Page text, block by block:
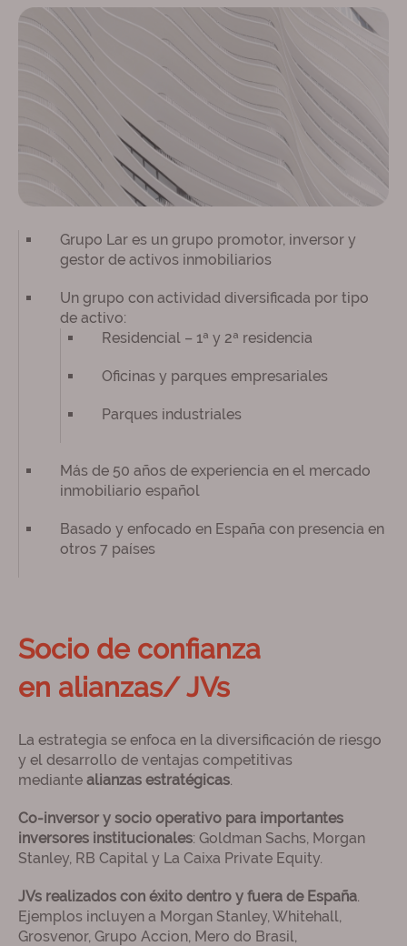
Grupo Lar es un grupo promotor, inversor y
gestor de activos inmobiliarios
Un grupo con actividad diversificada por tipo
de activo:
Residencial – 1ª y 2ª residencia
Oficinas y parques empresariales
Parques industriales
Más de 50 años de experiencia en el mercado
inmobiliario español
Basado y enfocado en España con presencia en
otros 7 países
Socio de confianza
en alianzas/ JVs
La estrategia se enfoca en la diversificación de riesgo
y el desarrollo de ventajas competitivas
mediante alianzas estratégicas.
Co-inversor y socio operativo para importantes
inversores institucionales: Goldman Sachs, Morgan
Stanley, RB Capital y La Caixa Private Equity.
JVs realizados con éxito dentro y fuera de España.
Ejemplos incluyen a Morgan Stanley, Whitehall,
Grosvenor, Grupo Accion, Mero do Brasil,